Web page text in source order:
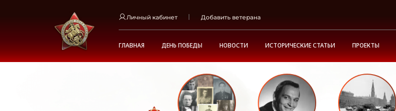
Личный кабинет Добавить ветерана
ГЛАВНАЯ ДЕНЬ ПОБЕДЫ НОВОСТИ ИСТОРИЧЕСКИЕ СТАТЬИ ПРОЕКТЫ